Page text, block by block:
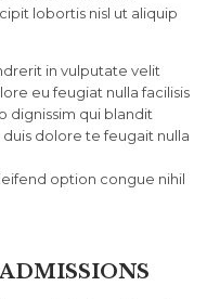
lobortis nisl ut aliquip
in vulputate velit
eu feugiat nulla facilisis
dignissim qui blandit
dolore te feugait nulla
option congue nihil